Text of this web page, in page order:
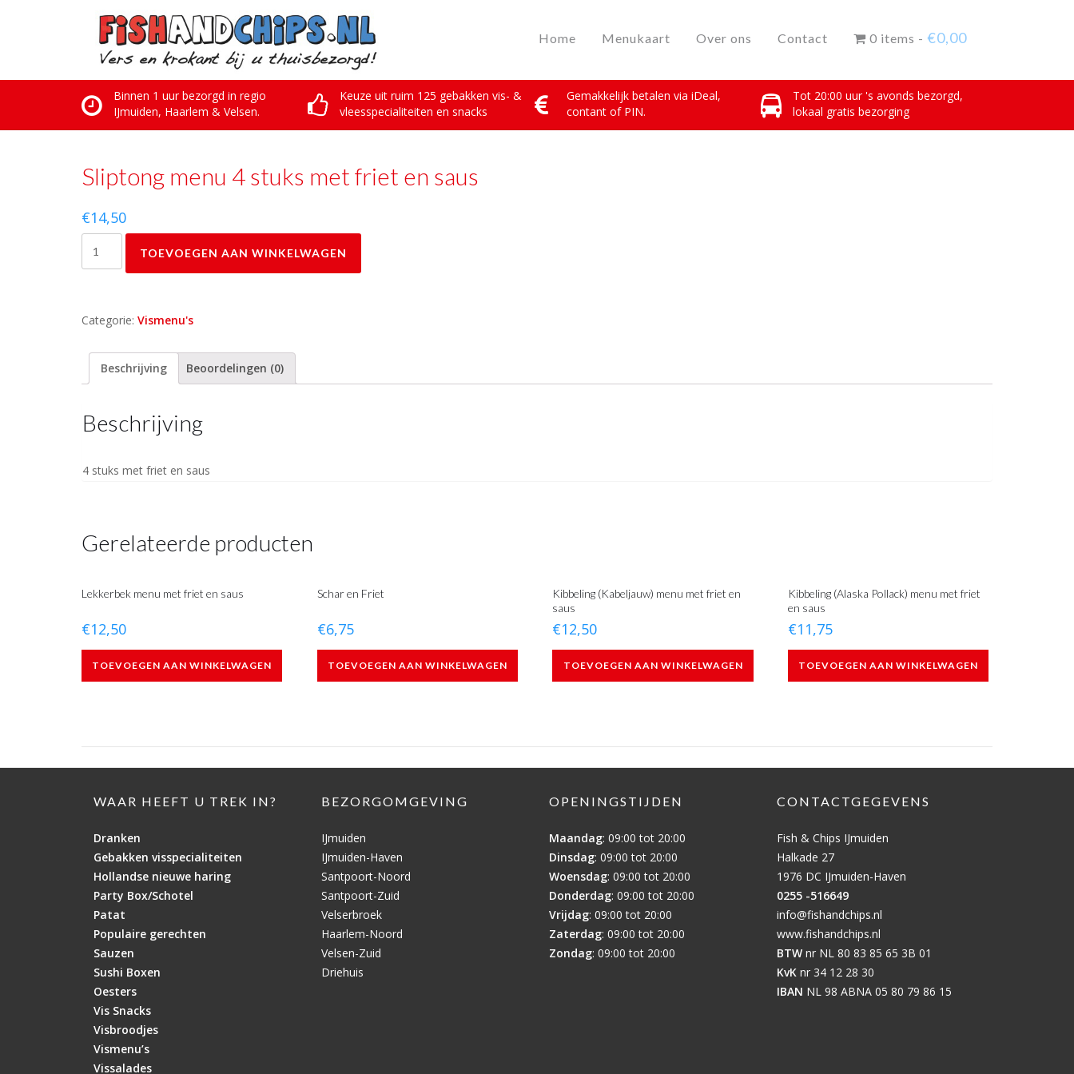
Home Menukaart Over ons Contact 0 items - €0,00
Binnen 1 uur bezorgd in regio
IJmuiden, Haarlem & Velsen.
Keuze uit ruim 125 gebakken vis- &
vleesspecialiteiten en snacks
Gemakkelijk betalen via iDeal,
contant of PIN.
Tot 20:00 uur 's avonds bezorgd,
lokaal gratis bezorging
Sliptong menu 4 stuks met friet en saus
€14,50
menu
met
en
saus
TOEVOEGEN AAN WINKELWAGEN
Categorie: Vismenu's
Beschrijving Beoordelingen (0)
Beschrijving
4 stuks met friet en saus
Gerelateerde producten
Lekkerbek menu met friet en saus
€12,50
TOEVOEGEN AAN WINKELWAGEN
Schar en Friet
€6,75
TOEVOEGEN AAN WINKELWAGEN
Kibbeling (Kabeljauw) menu met friet en
saus
€12,50
TOEVOEGEN AAN WINKELWAGEN
Kibbeling (Alaska Pollack) menu met friet
en saus
€11,75
TOEVOEGEN AAN WINKELWAGEN
WAAR HEEFT U TREK IN?
Dranken
Gebakken visspecialiteiten
Hollandse nieuwe haring
Party Box/Schotel
Patat
Populaire gerechten
Sauzen
Sushi Boxen
Oesters
Vis Snacks
Visbroodjes
Vismenu’s
Vissalades
BEZORGOMGEVING
IJmuiden
IJmuiden-Haven
Santpoort-Noord
Santpoort-Zuid
Velserbroek
Haarlem-Noord
Velsen-Zuid
Driehuis
OPENINGSTIJDEN
Maandag: 09:00 tot 20:00
Dinsdag: 09:00 tot 20:00
Woensdag: 09:00 tot 20:00
Donderdag: 09:00 tot 20:00
Vrijdag: 09:00 tot 20:00
Zaterdag: 09:00 tot 20:00
Zondag: 09:00 tot 20:00
CONTACTGEGEVENS
Fish & Chips IJmuiden
Halkade 27
1976 DC IJmuiden-Haven
0255 -516649
info@fishandchips.nl
www.fishandchips.nl
BTW nr NL 80 83 85 65 3B 01
KvK nr 34 12 28 30
IBAN NL 98 ABNA 05 80 79 86 15